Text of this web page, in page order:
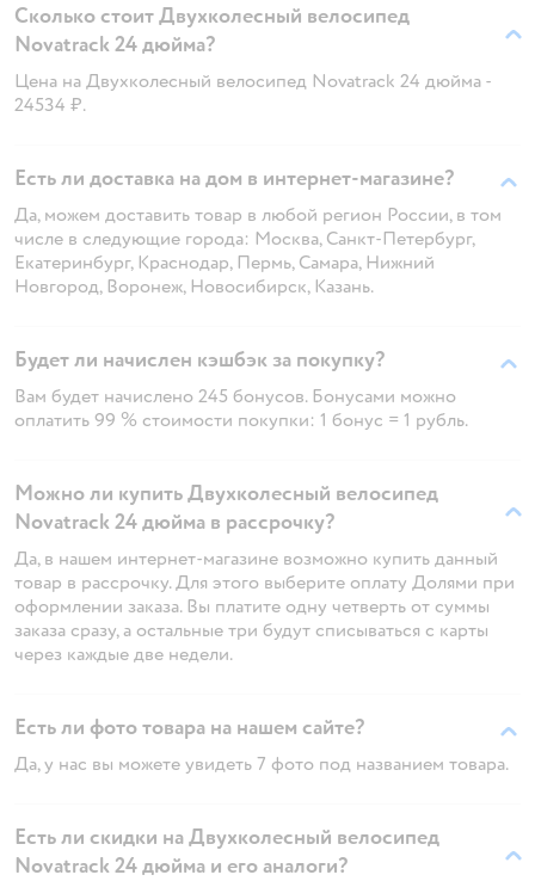
Сколько стоит Двухколесный велосипед
Novatrack 24 дюйма?
Цена на Двухколесный велосипед Novatrack 24 дюйма -
24534 ₽.
Есть ли доставка на дом в интернет-магазине?
Да, можем доставить товар в любой регион России, в том
числе в следующие города: Москва, Санкт-Петербург,
Екатеринбург, Краснодар, Пермь, Самара, Нижний
Новгород, Воронеж, Новосибирск, Казань.
Будет ли начислен кэшбэк за покупку?
Вам будет начислено 245 бонусов. Бонусами можно
оплатить 99 % стоимости покупки: 1 бонус = 1 рубль.
Можно ли купить Двухколесный велосипед
Novatrack 24 дюйма в рассрочку?
Да, в нашем интернет-магазине возможно купить данный
товар в рассрочку. Для этого выберите оплату Долями при
оформлении заказа. Вы платите одну четверть от суммы
заказа сразу, а остальные три будут списываться с карты
через каждые две недели.
Есть ли фото товара на нашем сайте?
Да, у нас вы можете увидеть 7 фото под названием товара.
Есть ли скидки на Двухколесный велосипед
Novatrack 24 дюйма и его аналоги?